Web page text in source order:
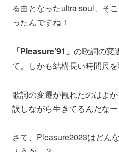
る曲となったultra soul、そ
ったんですね！
「Pleasure’91」 の歌詞の変
て。しかも結構長い時間尺を
歌詞の変遷が観れたのはよ
誤しながら生きてるんだなー
さて、Pleasure2023はどん